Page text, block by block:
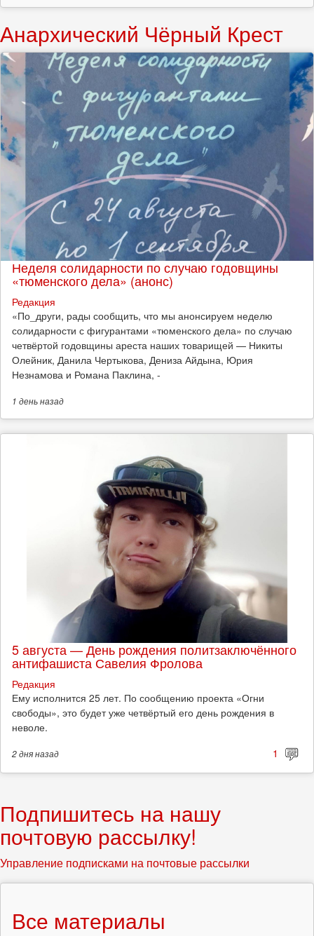
Анархический Чёрный Крест
Неделя солидарности по случаю годовщины
«тюменского дела» (анонс)
Редакция
​«По_други, рады сообщить, что мы анонсируем неделю
солидарности с фигурантами «тюменского дела» по случаю
четвёртой годовщины ареста наших товарищей — Никиты
Олейник, Данила Чертыкова, Дениза Айдына, Юрия
Незнамова и Романа Паклина, -
1 деньназад
5 августа — День рождения политзаключённого
антифашиста Савелия Фролова
Редакция
Ему исполнится 25 лет. По сообщению проекта «Огни
свободы», это будет уже четвёртый его день рождения в
неволе.
2 дняназад 1
Подпишитесь на нашу
почтовую рассылку!
Управление подписками на почтовые рассылки
Все материалы